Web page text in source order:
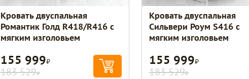
Кровать двуспальная
Романтик Голд R418/R416 с
мягким изголовьем
155 999Р
183 529Р
Кровать двуспальная
Сильвери Роум S416 с
мягким изголовьем
155 999Р
183 529Р